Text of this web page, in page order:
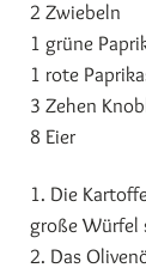
2 Zwiebeln
1 grüne
1 rote
3 Zehen
8 Eier
1. Die
große Würfel
2. Das